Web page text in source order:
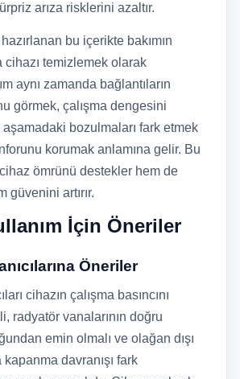
arıza risklerini azaltır.
bu içerikte bakımın
cihazı temizlemek olarak
aynı zamanda bağlantıların
görmek, çalışma dengesini
bozulmaları fark etmek
korumak anlamına gelir. Bu
ömrünü destekler hem de
güvenini artırır.
İçin Öneriler
Öneriler
cihazın çalışma basıncını
radyatör vanalarının doğru
emin olmalı ve olağan dışı
davranışı fark